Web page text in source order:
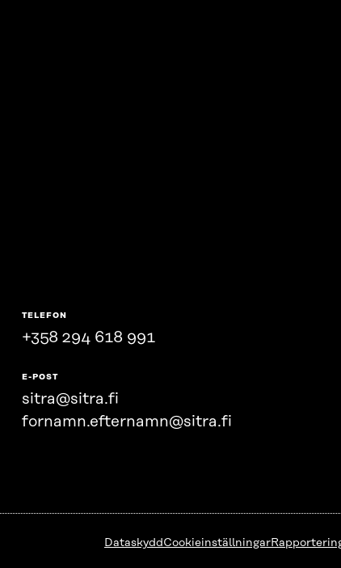
TELEFON
+358 294 618 991
E-POST
sitra@sitra.fi
fornamn.efternamn@sitra.fi
DataskyddCookieinställningar